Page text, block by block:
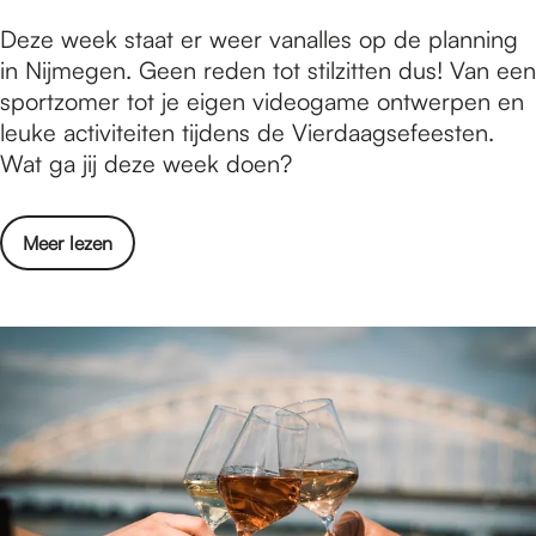
t
/
m
2
6
u
2
N
i
j
m
e
e
n
0
t
/
2
6
W
a
t
i
s
r
t
o
i
n
N
Deze week staat er weer vanalles op de planning
in Nijmegen. Geen reden tot stilzitten dus! Van een
sportzomer tot je eigen videogame ontwerpen en
leuke activiteiten tijdens de Vierdaagsefeesten.
Wat ga jij deze week doen?
Meer lezen
o
v
W
t
s
e